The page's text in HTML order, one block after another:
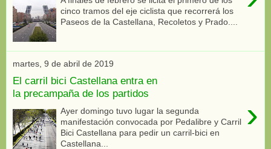
cinco tramos del eje ciclista que recorrerá los
Paseos de la Castellana, Recoletos y Prado....
martes, 9 de abril de 2019
El carril bici Castellana entra en
la precampaña de los partidos
›
Ayer domingo tuvo lugar la segunda
manifestación convocada por Pedalibre y Carril
Bici Castellana para pedir un carril-bici en
Castellana...